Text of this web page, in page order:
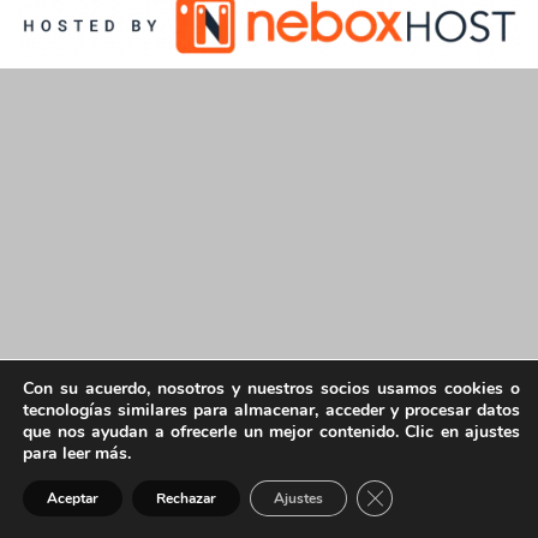
Con su acuerdo, nosotros y nuestros socios usamos cookies o
tecnologías similares para almacenar, acceder y procesar datos
que nos ayudan a ofrecerle un mejor contenido. Clic en ajustes
para leer más.
Aceptar Rechazar Ajustes Cerrar el banner de